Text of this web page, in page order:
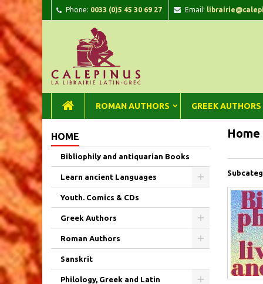
Phone: 0033 (0)5 45 30 69 27 Email:
ROMAN AUTHORS GREEK AUTHORS
HOME
Bibliophily and antiquarian Books
Learn ancient Languages
Youth. Comics & CDs
Greek Authors
Roman Authors
Sanskrit
Philology, Greek and Latin
Home